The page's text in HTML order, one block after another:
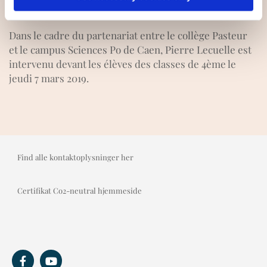
Dans le cadre du partenariat entre le collège Pasteur
et le campus Sciences Po de Caen, Pierre Lecuelle est
intervenu devant les élèves des classes de 4ème le
jeudi 7 mars 2019.
Find alle kontaktoplysninger her
Certifikat Co2-neutral hjemmeside